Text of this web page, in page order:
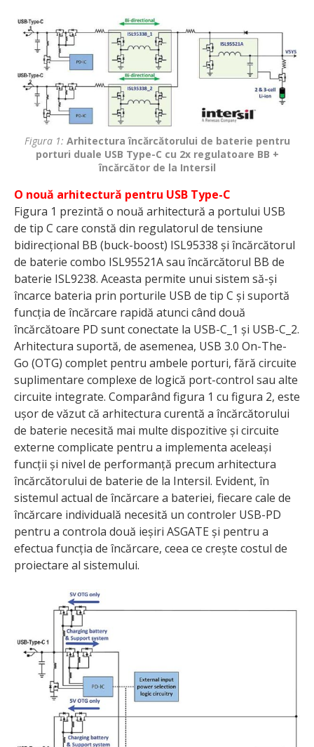
Figura 1: Arhitectura încărcătorului de baterie pentru
porturi duale USB Type-C cu 2x regulatoare BB +
încărcător de la Intersil
O nouă arhitectură pentru USB Type-C
Figura 1 prezintă o nouă arhitectură a portului USB
de tip C care constă din regulatorul de tensiune
bidirecțional BB (buck-boost) ISL95338 și încăr­cătorul
de baterie combo ISL95521A sau încăr­cătorul BB de
baterie ISL9238. Aceasta permite unui sistem să-și
încarce bateria prin porturile USB de tip C și suportă
funcția de încărcare rapidă atunci când două
încărcătoare PD sunt conectate la USB-C_1 și USB-C_2.
Arhitectura suportă, de asemenea, USB 3.0 On-The-
Go (OTG) complet pentru ambele porturi, fără circuite
suplimentare complexe de logică port-control sau alte
circuite integrate. Comparând figura 1 cu figura 2, este
ușor de văzut că arhitectura curentă a încărcătorului
de baterie necesită mai multe dispozitive și circuite
externe complicate pentru a implementa aceleași
funcții și nivel de performanță precum arhitectura
încărcătorului de baterie de la Intersil. Evident, în
sistemul actual de încărcare a bateriei, fiecare cale de
încărcare individuală necesită un controler USB-PD
pentru a controla două ieșiri ASGATE și pentru a
efectua funcția de încărcare, ceea ce crește costul de
proiectare al sistemului.